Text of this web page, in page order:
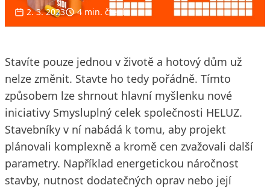
2. 3. 2023 4 min. čtení
Stavíte pouze jednou v životě a hotový dům už
nelze změnit. Stavte ho tedy pořádně. Tímto
způsobem lze shrnout hlavní myšlenku nové
iniciativy Smysluplný celek společnosti HELUZ.
Stavebníky v ní nabádá k tomu, aby projekt
plánovali komplexně a kromě cen zvažovali další
parametry. Například energetickou náročnost
stavby, nutnost dodatečných oprav nebo její